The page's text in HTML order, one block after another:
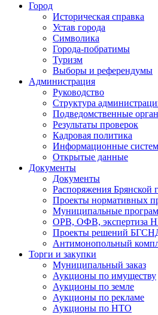
Город
Историческая справка
Устав города
Символика
Города-побратимы
Туризм
Выборы и референдумы
Администрация
Руководство
Структура
Подведомственные
Результаты проверок
Кадровая политика
Информационные
Открытые данные
Документы
Документы
Распоряжения Брянской
Проекты нормативных
Муниципальные
ОРВ, ОФВ, экспертиза
Проекты решений
Антимонопольный
Торги и закупки
Муниципальный заказ
Аукционы по имуществу
Аукционы по земле
Аукционы по рекламе
Аукционы по НТО